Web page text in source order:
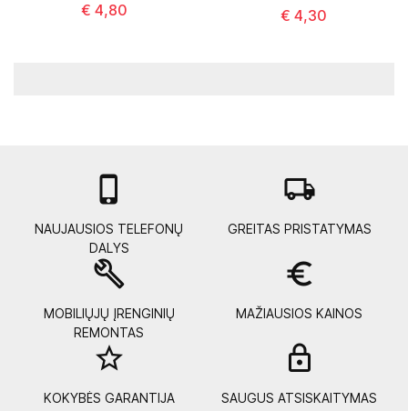
€ 4,80 € 4,30

NAUJAUSIOS TELEFONŲ
DALYS
local_shipping
GREITAS PRISTATYMAS
build
MOBILIŲJŲ ĮRENGINIŲ
REMONTAS
euro_symbol
MAŽIAUSIOS KAINOS
star_border
KOKYBĖS GARANTIJA SAUGUS ATSISKAITYMAS